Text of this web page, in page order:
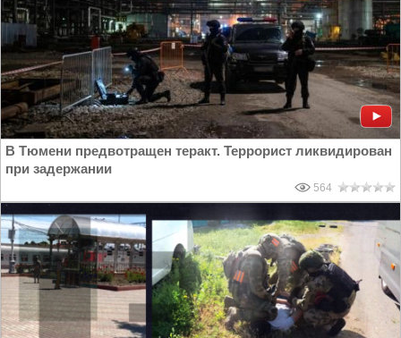
В Тюмени предвотращен теракт. Террорист ликвидирован
при задержании
564